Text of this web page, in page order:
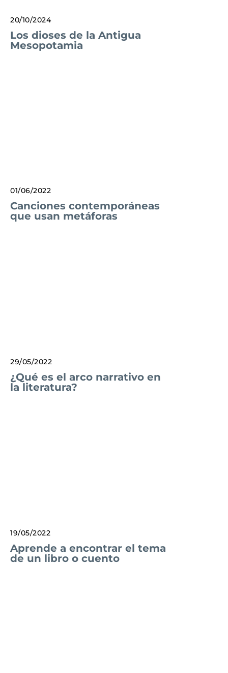
20/10/2024
Los dioses de la Antigua
Mesopotamia
01/06/2022
Canciones contemporáneas
que usan metáforas
29/05/2022
¿Qué es el arco narrativo en
la literatura?
19/05/2022
Aprende a encontrar el tema
de un libro o cuento